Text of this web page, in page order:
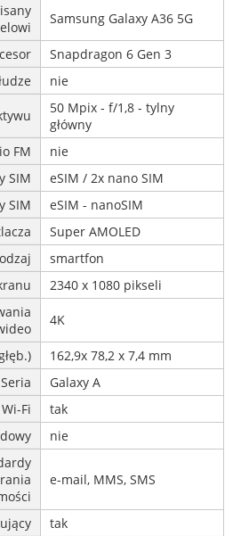
Samsung Galaxy A36 5G
Snapdragon 6 Gen 3
nie
50 Mpix - f/1,8 - tylny
główny
FM
nie
SIM
eSIM / 2x nano SIM
SIM
eSIM - nanoSIM
Super AMOLED
smartfon
2340 x 1080 pikseli
4K
162,9x 78,2 x 7,4 mm
Seria
Galaxy A
Fi
tak
nie
e-mail, MMS, SMS
tak